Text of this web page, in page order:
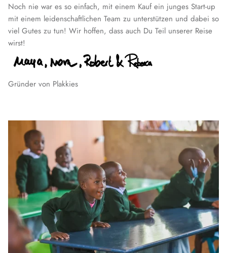
Noch nie war es so einfach, mit einem Kauf ein junges Start-up
mit einem leidenschaftlichen Team zu unterstützen und dabei so
viel Gutes zu tun! Wir hoffen, dass auch Du Teil unserer Reise
wirst!
Gründer von Plakkies